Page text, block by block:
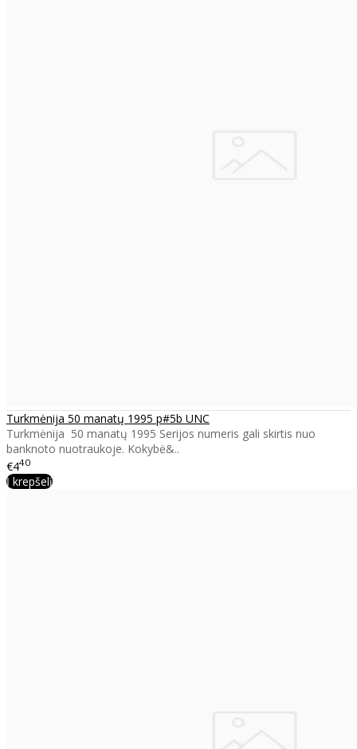
Turkmėnija 50 manatų 1995 p#5b UNC
Turkmėnija 50 manatų 1995 Serijos numeris gali skirtis nuo
banknoto nuotraukoje. Kokybė&..
€440
Į krepšelį